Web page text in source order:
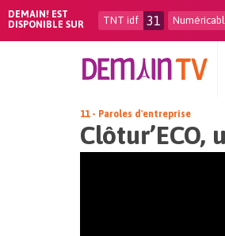
DEMAIN! EST
DISPONIBLE SUR
TNT idf 31
11 - Paroles d'entreprise